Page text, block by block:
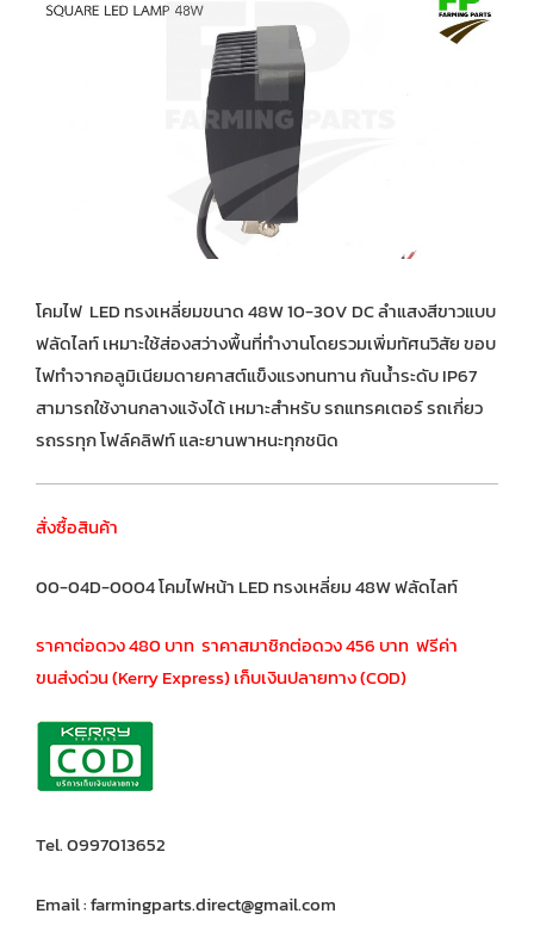
โคมไฟ LED ทรงเหลี่ยมขนาด 48W 10-30V DC ลำแสงสีขาวแบบ
ฟลัดไลท์ เหมาะใช้ส่องสว่างพื้นที่ทำงานโดยรวมเพิ่มทัศนวิสัย ขอบ
ไฟทำจากอลูมิเนียมดายคาสต์แข็งแรงทนทาน กันน้ำระดับ IP67
สามารถใช้งานกลางแจ้งได้ เหมาะสำหรับ รถแทรคเตอร์ รถเกี่ยว
รถรรทุก โฟล์คลิฟท์ และยานพาหนะทุกชนิด
สั่งซื้อสินค้า
00-04D-0004 โคมไฟหน้า LED ทรงเหลี่ยม 48W ฟลัดไลท์
ราคาต่อดวง 480 บาท ราคาสมาชิกต่อดวง 456 บาท ฟรีค่า
ขนส่งด่วน (Kerry Express) เก็บเงินปลายทาง (COD)
Tel. 0997013652
Email : farmingparts.direct@gmail.com